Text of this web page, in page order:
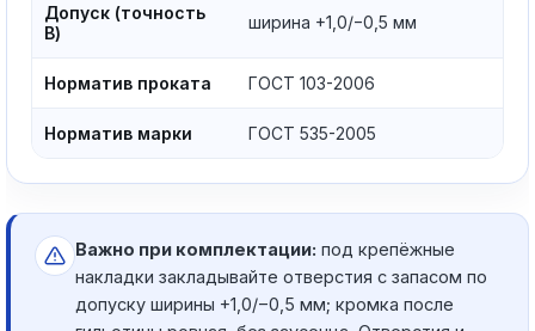
Допуск (точность
В)
ширина +1,0/−0,5 мм
Норматив проката ГОСТ 103-2006
Норматив марки ГОСТ 535-2005
Важно при комплектации: под крепёжные
накладки закладывайте отверстия с запасом по
допуску ширины +1,0/−0,5 мм; кромка после